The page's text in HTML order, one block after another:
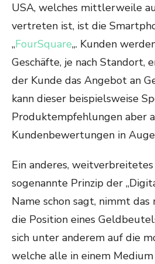
USA, welches mittlerweile
vertreten ist, ist die
„FourSquare„. Kunden
Geschäfte, je nach Standort,
der Kunde das Angebot an
kann dieser beispielsweise
Produktempfehlungen aber
Kundenbewertungen in
Ein anderes,
sogenannte Prinzip der
Name schon sagt, nimmt
die Position eines
sich unter anderem auf die
welche alle in einem